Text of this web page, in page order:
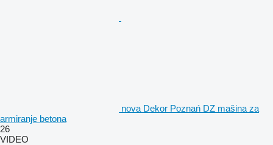
nova Dekor Poznań DZ mašina za
armiranje betona
26
VIDEO